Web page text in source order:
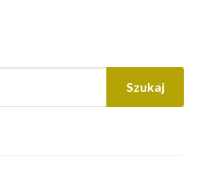
Szukaj